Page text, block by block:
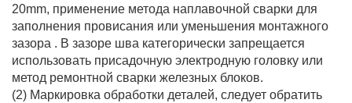
20mm, применение метода наплавочной сварки для
заполнения провисания или уменьшения монтажного
зазора . В зазоре шва категорически запрещается
использовать присадочную электродную головку или
метод ремонтной сварки железных блоков.
(2) Маркировка обработки деталей, следует обратить